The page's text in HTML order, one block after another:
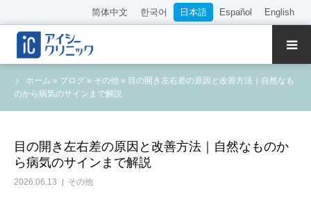
简体中文 한국어 日本語 Español English
ホーム » ブログ » その他 » 目の開き左右差の原因と改善方法｜自然なも
のから病気のサインまで解説
目の開き左右差の原因と改善方法｜自然なものか
ら病気のサインまで解説
2026.06.13 その他
クリニック紹介
診療内容
WEB予約